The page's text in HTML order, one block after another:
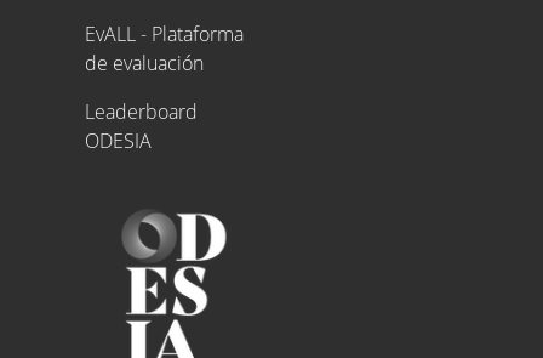
EvALL - Plataforma
de evaluación
Leaderboard
ODESIA